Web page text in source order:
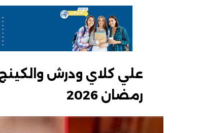
علي كلاي ودرش
رمضان 2026